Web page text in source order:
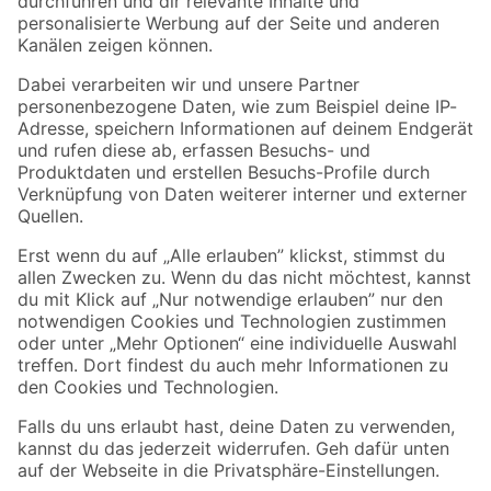
Folge uns
Zahlungsarten Versandarten
Sicher einkaufen
Jetzt die toom-App herunterladen
Alle Preisangaben in EUR inkl. gesetzl. MwSt.. Die dargestellten Angebote sind unter
Umständen nicht in allen Märkten verfügbar. Die angegebenen Verfügbarkeiten beziehen